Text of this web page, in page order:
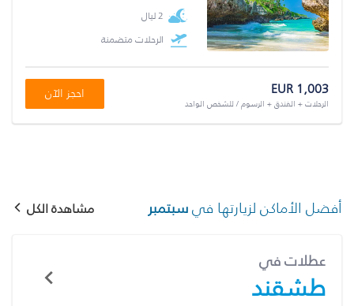
2 ليال
الرحلات متضمنة
EUR 1,003
الرحلات + الفندق + الرسوم / للشخص الواحد
احجز الآن
أفضل الأماكن لزيارتها فيسبتمبر مشاهدة الكل
عطلات في
طشقند